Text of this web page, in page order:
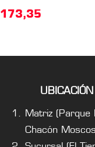
173,35
Matriz (Parque
Chacón